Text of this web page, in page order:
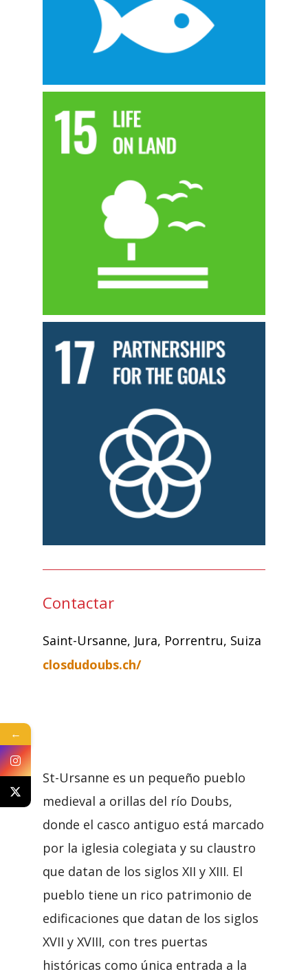
Contactar
Saint-Ursanne, Jura, Porrentru, Suiza
closdudoubs.ch/
St-Ursanne es un pequeño pueblo
medieval a orillas del río Doubs,
donde el casco antiguo está marcado
por la iglesia colegiata y su claustro
que datan de los siglos XII y XIII. El
pueblo tiene un rico patrimonio de
edificaciones que datan de los siglos
XVII y XVIII, con tres puertas
históricas como única entrada a la
←